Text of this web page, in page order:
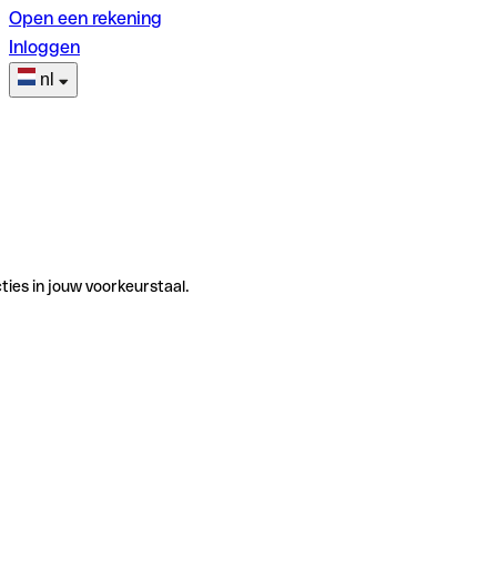
Open een rekening
Inloggen
nl
in jouw voorkeurstaal.